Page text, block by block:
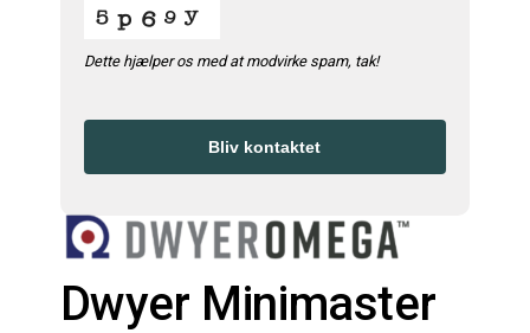
Dette hjælper os med at modvirke spam, tak!
Bliv kontaktet
Dwyer Minimaster